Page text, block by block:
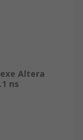
Altera
ns